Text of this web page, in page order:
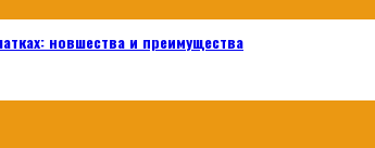
новшества и преимущества